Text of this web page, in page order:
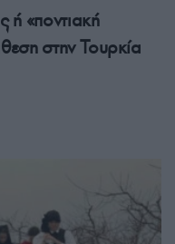
ή «ποντιακή
στην Τουρκία